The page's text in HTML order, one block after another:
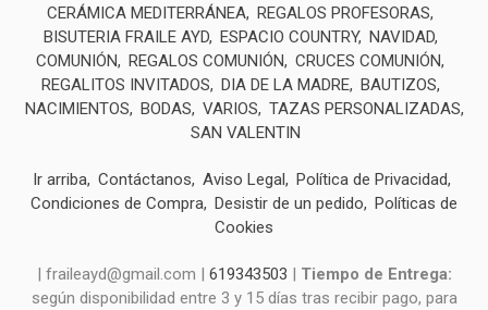
CERÁMICA MEDITERRÁNEA REGALOS PROFESORAS
BISUTERIA FRAILE AYD ESPACIO COUNTRY NAVIDAD
COMUNIÓN
REGALOS COMUNIÓN
CRUCES COMUNIÓN
REGALITOS INVITADOS
DIA DE LA MADRE BAUTIZOS
NACIMIENTOS
BODAS VARIOS
TAZAS PERSONALIZADAS
SAN VALENTIN
Ir arriba Contáctanos Aviso Legal
Política de Privacidad
Condiciones de Compra Desistir de un pedido
Políticas de
Cookies
| fraileayd@gmail.com | 619343503 | Tiempo de Entrega:
según disponibilidad entre 3 y 15 días tras recibir pago, para